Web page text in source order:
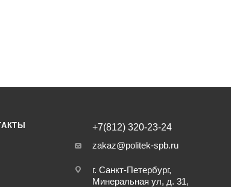
+7(812) 320-23-24
zakaz@politek-spb.ru
г. Санкт-Петербург,
Минеральная ул, д. 31,